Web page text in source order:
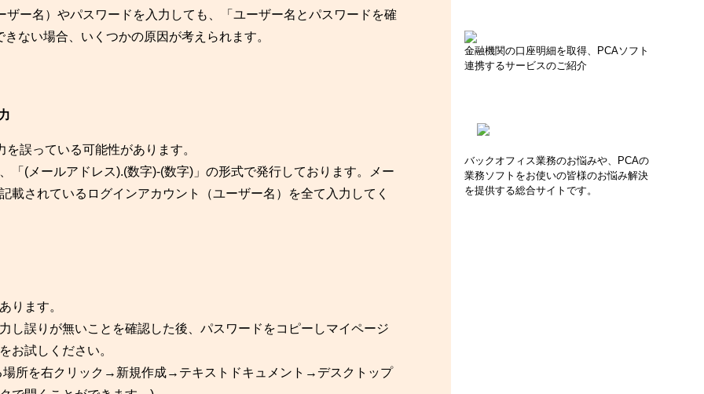
金融機関の口座明細を取得、PCAソフト
連携するサービスのご紹介
バックオフィス業務のお悩みや、PCAの
業務ソフトをお使いの皆様のお悩み解決
を提供する総合サイトです。
ー名）やパスワードを入力しても、「ユーザー名とパスワードを確
ない場合、いくつかの原因が考えられます。
誤っている可能性があります。
「(メールアドレス).(数字)-(数字)」の形式で発行しております。メー
載されているログインアカウント（ユーザー名）を全て入力してく
ります。
し誤りが無いことを確認した後、パスワードをコピーしマイページ
お試しください。
場所を右クリック→新規作成→テキストドキュメント→デスクトップ